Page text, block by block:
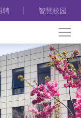
聘 智慧校园